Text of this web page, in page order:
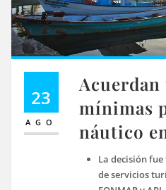
23
AGO
mínimas
náutico
La decisión
de servicios